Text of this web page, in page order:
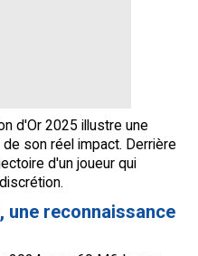
d'Or 2025 illustre une
son réel impact. Derrière
d'un joueur qui
reconnaissance